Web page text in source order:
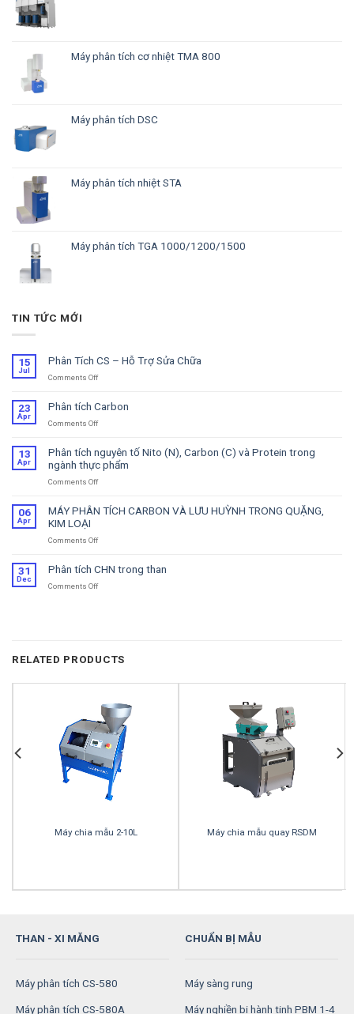
Máy phân tích cơ nhiệt TMA 800
Máy phân tích DSC
Máy phân tích nhiệt STA
Máy phân tích TGA 1000/1200/1500
TIN TỨC MỚI
15
Jul
Phân Tích CS – Hỗ Trợ Sửa Chữa
Comments Offon
Tích
Trợ
Sửa
Chữa
23
Apr
Phân tích Carbon
Comments Offon
Carbon
13
Apr
Phân tích nguyên tố Nito (N), Carbon (C) và Protein trong
ngành thực phẩm
Comments Offon
tích
Carbon
06
Apr
MÁY PHÂN TÍCH CARBON VÀ LƯU HUỲNH TRONG QUẶNG,
KIM LOẠI
Comments Offon
PHÂN
KIM
31
Dec
Phân tích CHN trong than
Comments Offon
RELATED PRODUCTS
Máy chia mẫu 2-10L Máy chia mẫu quay RSDM
THAN - XI MĂNG
Máy phân tích CS-580
Máy phân tích CS-580A
CHUẨN BỊ MẪU
Máy sàng rung
Máy nghiền bi hành tinh PBM 1-4